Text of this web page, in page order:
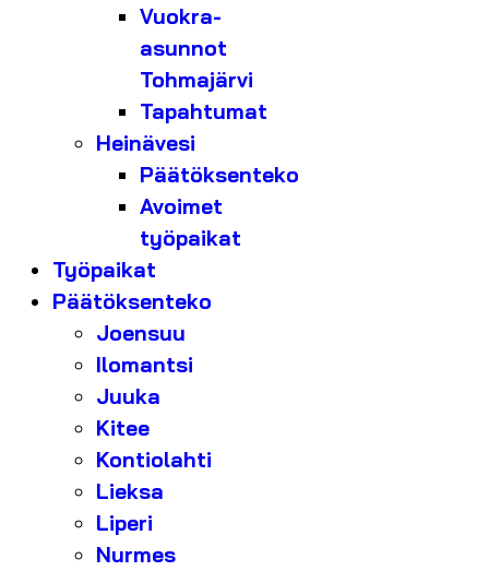
Vuokra-
asunnot
Tohmajärvi
Tapahtumat
Heinävesi
Päätöksenteko
Avoimet
työpaikat
Työpaikat
Päätöksenteko
Joensuu
Ilomantsi
Juuka
Kitee
Kontiolahti
Lieksa
Liperi
Nurmes